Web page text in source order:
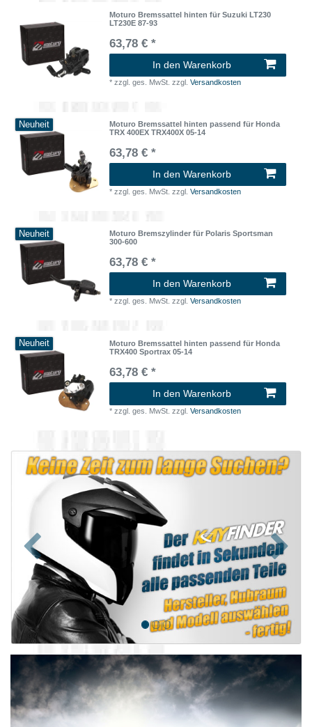
Moturo Bremssattel hinten für Suzuki LT230
LT230E 87-93
63,78 € *
In den Warenkorb
*zzgl. ges. MwSt. zzgl.Versandkosten
Neuheit
Moturo Bremssattel hinten passend für Honda
TRX 400EX TRX400X 05-14
63,78 € *
In den Warenkorb
*zzgl. ges. MwSt. zzgl.Versandkosten
Neuheit
Moturo Bremszylinder für Polaris Sportsman
300-600
63,78 € *
In den Warenkorb
*zzgl. ges. MwSt. zzgl.Versandkosten
Neuheit
Moturo Bremssattel hinten passend für Honda
TRX400 Sportrax 05-14
63,78 € *
In den Warenkorb
*zzgl. ges. MwSt. zzgl.Versandkosten
Zurück